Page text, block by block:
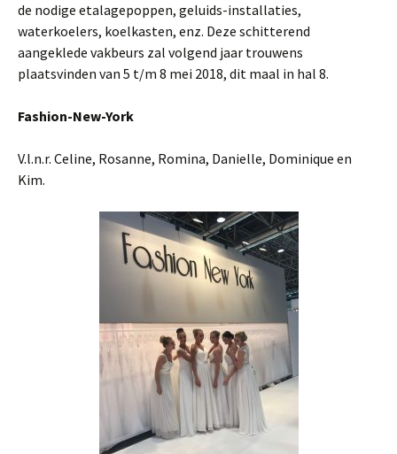
de nodige etalagepoppen, geluids-installaties,
waterkoelers, koelkasten, enz. Deze schitterend
aangeklede vakbeurs zal volgend jaar trouwens
plaatsvinden van 5 t/m 8 mei 2018, dit maal in hal 8.
Fashion-New-York
V.l.n.r. Celine, Rosanne, Romina, Danielle, Dominique en
Kim.